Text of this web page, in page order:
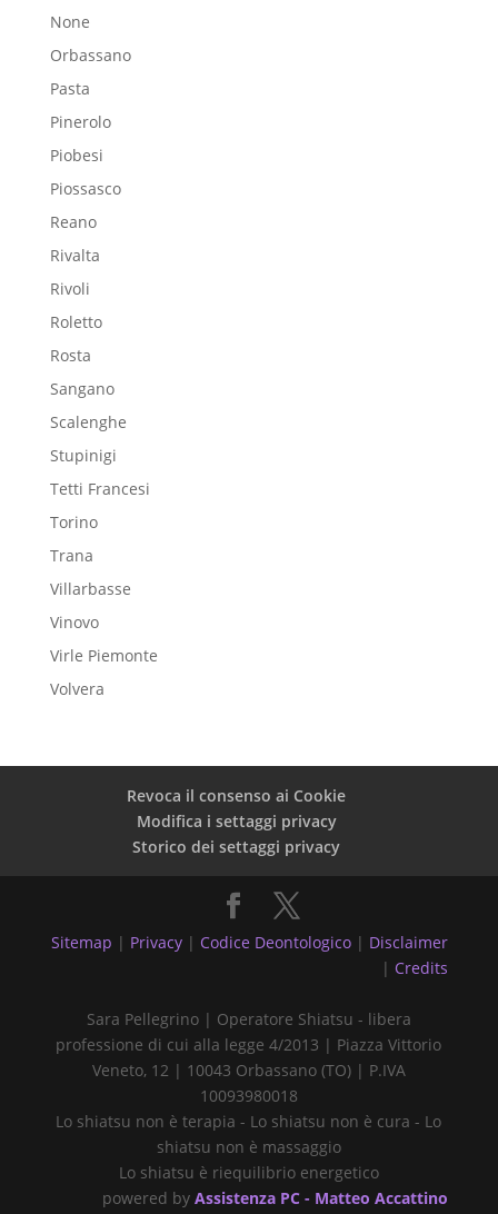
None
Orbassano
Pasta
Pinerolo
Piobesi
Piossasco
Reano
Rivalta
Rivoli
Roletto
Rosta
Sangano
Scalenghe
Stupinigi
Tetti Francesi
Torino
Trana
Villarbasse
Vinovo
Virle Piemonte
Volvera
Revoca il consenso ai Cookie
Modifica i settaggi privacy
Storico dei settaggi privacy
Sitemap | Privacy | Codice Deontologico | Disclaimer
| Credits
Sara Pellegrino | Operatore Shiatsu - libera
professione di cui alla legge 4/2013 | Piazza Vittorio
Veneto, 12 | 10043 Orbassano (TO) | P.IVA
10093980018
Lo shiatsu non è terapia - Lo shiatsu non è cura - Lo
shiatsu non è massaggio
Lo shiatsu è riequilibrio energetico
powered byAssistenza PC - Matteo Accattino